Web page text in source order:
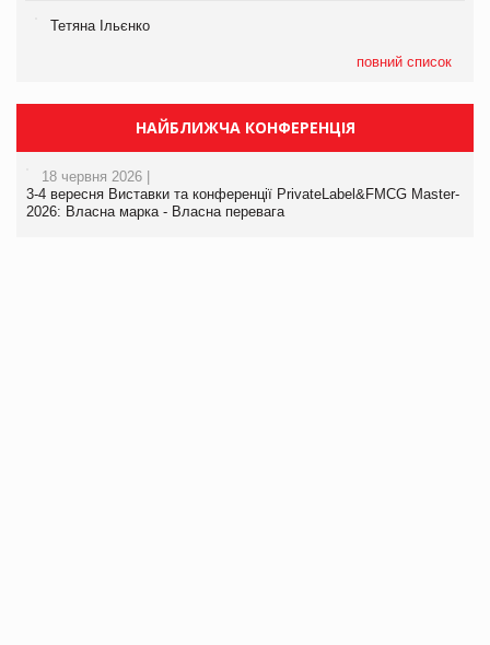
Тетяна Ільєнко
повний список
НАЙБЛИЖЧА КОНФЕРЕНЦІЯ
18 червня 2026 |
3-4 вересня Виставки та конференції PrivateLabel&FMCG Master-
2026: Власна марка - Власна перевага